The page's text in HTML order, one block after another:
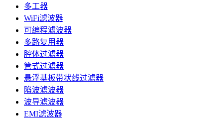
多工器
WiFi滤波器
可编程滤波器
多路复用器
腔体过滤器
管式过滤器
悬浮基板带状线过滤器
陷波滤波器
波导滤波器
EMI滤波器